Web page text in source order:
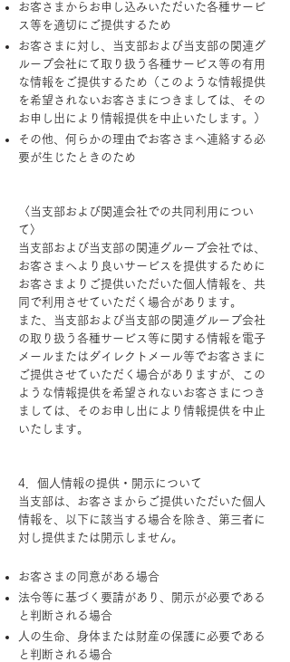
お客さまからお申し込みいただいた各種サービ
ス等を適切にご提供するため
お客さまに対し、当支部および当支部の関連グ
ループ会社にて取り扱う各種サービス等の有用
な情報をご提供するため（このような情報提供
を希望されないお客さまにつきましては、その
お申し出により情報提供を中止いたします。）
その他、何らかの理由でお客さまへ連絡する必
要が生じたときのため
〈当支部および関連会社での共同利用につい
て〉
当支部および当支部の関連グループ会社では、
お客さまへより良いサービスを提供するために
お客さまよりご提供いただいた個人情報を、共
同で利用させていただく場合があります。
また、当支部および当支部の関連グループ会社
の取り扱う各種サービス等に関する情報を電子
メールまたはダイレクトメール等でお客さまに
ご提供させていただく場合がありますが、この
ような情報提供を希望されないお客さまにつき
ましては、そのお申し出により情報提供を中止
いたします。
4．個人情報の提供・開示について
当支部は、お客さまからご提供いただいた個人
情報を、以下に該当する場合を除き、第三者に
対し提供または開示しません。
お客さまの同意がある場合
法令等に基づく要請があり、開示が必要である
と判断される場合
人の生命、身体または財産の保護に必要である
と判断される場合